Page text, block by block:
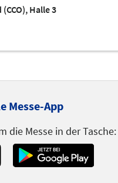
Halle 3
Messe-App
die Messe in der Tasche: